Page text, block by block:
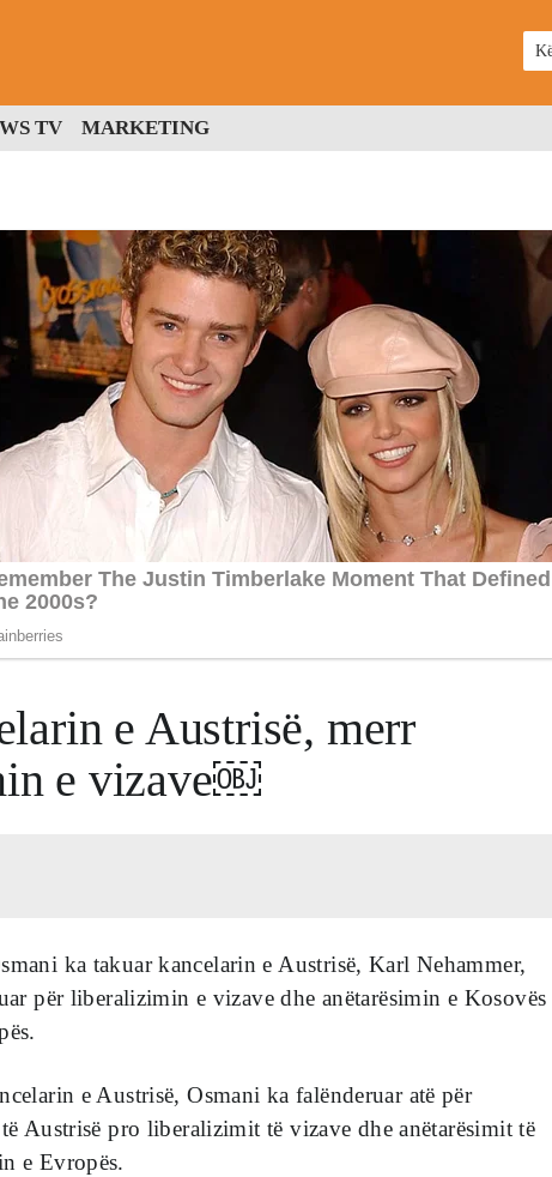
TV MARKETING
e Austrisë, merr
e vizave￼
ka takuar kancelarin e Austrisë, Karl Nehammer,
për liberalizimin e vizave dhe anëtarësimin e Kosovës
e Austrisë, Osmani ka falënderuar atë për
Austrisë pro liberalizimit të vizave dhe anëtarësimit të
e Evropës.